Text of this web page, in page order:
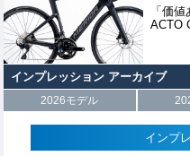
「価
ACTO
インプレッション アーカイブ
2026モデル
インプ